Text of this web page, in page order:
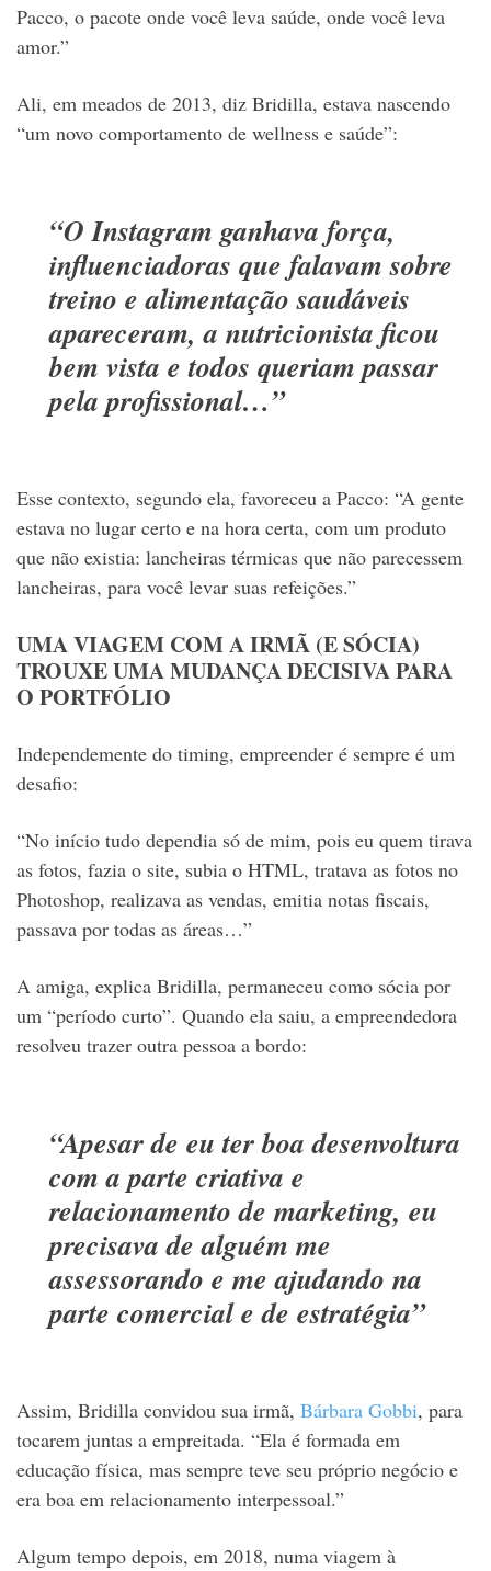
Pacco, o pacote onde você leva saúde, onde você leva
amor.”
Ali, em meados de 2013, diz Bridilla, estava nascendo
“um novo comportamento de wellness e saúde”:
“O Instagram ganhava força,
influenciadoras que falavam sobre
treino e alimentação saudáveis
apareceram, a nutricionista ficou
bem vista e todos queriam passar
pela profissional…”
Esse contexto, segundo ela, favoreceu a Pacco: “A gente
estava no lugar certo e na hora certa, com um produto
que não existia: lancheiras térmicas que não parecessem
lancheiras, para você levar suas refeições.”
UMA VIAGEM COM A IRMÃ (E SÓCIA)
TROUXE UMA MUDANÇA DECISIVA PARA
O PORTFÓLIO
Independemente do timing, empreender é sempre é um
desafio:
“No início tudo dependia só de mim, pois eu quem tirava
as fotos, fazia o site, subia o HTML, tratava as fotos no
Photoshop, realizava as vendas, emitia notas fiscais,
passava por todas as áreas…”
A amiga, explica Bridilla, permaneceu como sócia por
um “período curto”. Quando ela saiu, a empreendedora
resolveu trazer outra pessoa a bordo:
“Apesar de eu ter boa desenvoltura
com a parte criativa e
relacionamento de marketing, eu
precisava de alguém me
assessorando e me ajudando na
parte comercial e de estratégia”
Assim, Bridilla convidou sua irmã, Bárbara Gobbi, para
tocarem juntas a empreitada. “Ela é formada em
educação física, mas sempre teve seu próprio negócio e
era boa em relacionamento interpessoal.”
Algum tempo depois, em 2018, numa viagem à